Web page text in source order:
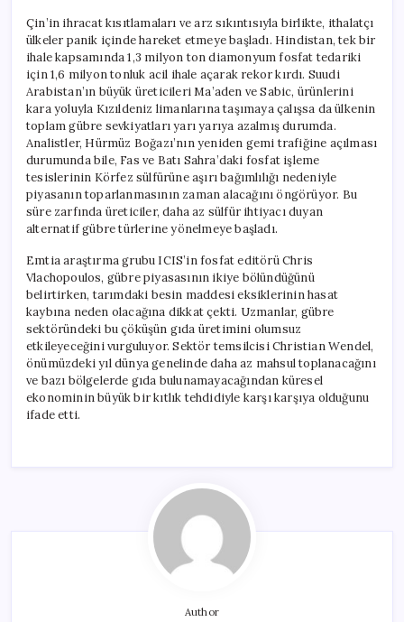
Çin’in ihracat kısıtlamaları ve arz sıkıntısıyla birlikte, ithalatçı
ülkeler panik içinde hareket etmeye başladı. Hindistan, tek bir
ihale kapsamında 1,3 milyon ton diamonyum fosfat tedariki
için 1,6 milyon tonluk acil ihale açarak rekor kırdı. Suudi
Arabistan’ın büyük üreticileri Ma’aden ve Sabic, ürünlerini
kara yoluyla Kızıldeniz limanlarına taşımaya çalışsa da ülkenin
toplam gübre sevkiyatları yarı yarıya azalmış durumda.
Analistler, Hürmüz Boğazı’nın yeniden gemi trafiğine açılması
durumunda bile, Fas ve Batı Sahra’daki fosfat işleme
tesislerinin Körfez sülfürüne aşırı bağımlılığı nedeniyle
piyasanın toparlanmasının zaman alacağını öngörüyor. Bu
süre zarfında üreticiler, daha az sülfür ihtiyacı duyan
alternatif gübre türlerine yönelmeye başladı.
Emtia araştırma grubu ICIS’in fosfat editörü Chris
Vlachopoulos, gübre piyasasının ikiye bölündüğünü
belirtirken, tarımdaki besin maddesi eksiklerinin hasat
kaybına neden olacağına dikkat çekti. Uzmanlar, gübre
sektöründeki bu çöküşün gıda üretimini olumsuz
etkileyeceğini vurguluyor. Sektör temsilcisi Christian Wendel,
önümüzdeki yıl dünya genelinde daha az mahsul toplanacağını
ve bazı bölgelerde gıda bulunamayacağından küresel
ekonominin büyük bir kıtlık tehdidiyle karşı karşıya olduğunu
ifade etti.
Author